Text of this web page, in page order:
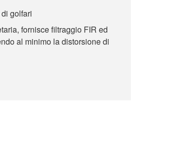
golfari
fornisce filtraggio FIR ed
al minimo la distorsione di